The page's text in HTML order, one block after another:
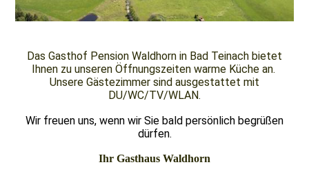
Das Gasthof Pension Waldhorn in Bad Teinach bietet
Ihnen zu unseren Öffnungszeiten warme Küche an.
Unsere Gästezimmer sind ausgestattet mit
DU/WC/TV/WLAN.
Wir freuen uns, wenn wir Sie bald persönlich begrüßen
dürfen.
Ihr Gasthaus Waldhorn